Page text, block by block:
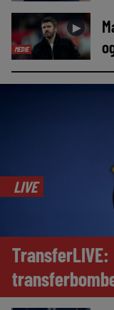
MEDIE
►
LIVE